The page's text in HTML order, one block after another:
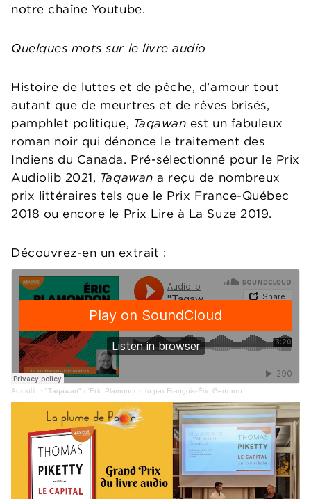
notre chaîne Youtube.
Quelques mots sur le livre audio
Histoire de luttes et de pêche, d’amour tout
autant que de meurtres et de rêves brisés,
pamphlet politique, Taqawan est un fabuleux
roman noir qui dénonce le traitement des
Indiens du Canada. Pré-sélectionné pour le Prix
Audiolib 2021, Taqawan a reçu de nombreux
prix littéraires tels que le Prix France-Québec
2018 ou encore le Prix Lire à La Suze 2019.
Découvrez-en un extrait :
Audiolib · "Taqawan" d'Éric Plamondon lu par François-Éric Gendron